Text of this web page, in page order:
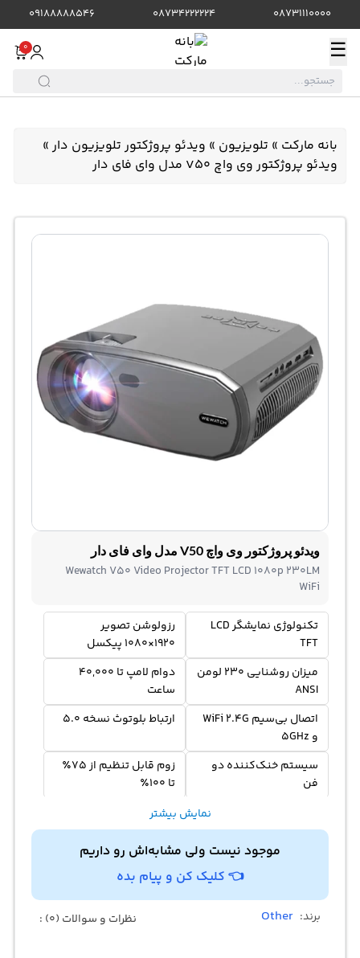
08731110000
08734222224
09188888546
☰
0
بانه مارکت » تلویزیون » ویدئو پروژکتور تلویزیون دار»
ویدئو پروژکتور وی واچ V50 مدل وای فای دار
ویدئو پروژکتور وی واچ V50 مدل وای فای دار
Wewatch V50 Video Projector TFT LCD 1080p 230LM
WiFi
تکنولوژی نمایشگر LCD
TFT
رزولوشن تصویر
1920×1080 پیکسل
میزان روشنایی 230 لومن
ANSI
دوام لامپ تا 40,000
ساعت
اتصال بی‌سیم WiFi 2.4G
و 5GHz
ارتباط بلوتوث نسخه 5.0
سیستم خنک‌کننده دو
فن
زوم قابل تنظیم از 75٪
تا 100٪
36 تا 200 اینچ
پشتیبانی از رزولوشن 4K
تنظیم فوکوس با دامنه ±
اتصال دستگاه‌ های
استریم TV Stick
ورودی‌ HDMI و USB
اسپیکر با خروجی 5 وات
نمایش بیشتر
موجود نیست ولی مشابه‌اش رو داریم
👈 کلیک کن و پیام بده
برند: Other نظرات و سوالات (0) :